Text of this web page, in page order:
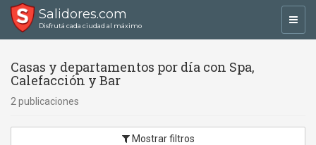
Salidores.com
Disfrutá cada ciudad al máximo
Casas y departamentos por día con Spa,
Calefacción y Bar
2 publicaciones
Mostrar filtros